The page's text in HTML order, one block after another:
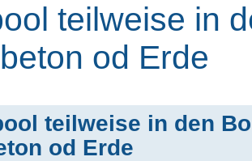
teilweise in
od Erde
teilweise in den
od Erde